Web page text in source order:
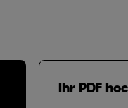
Ihr PDF